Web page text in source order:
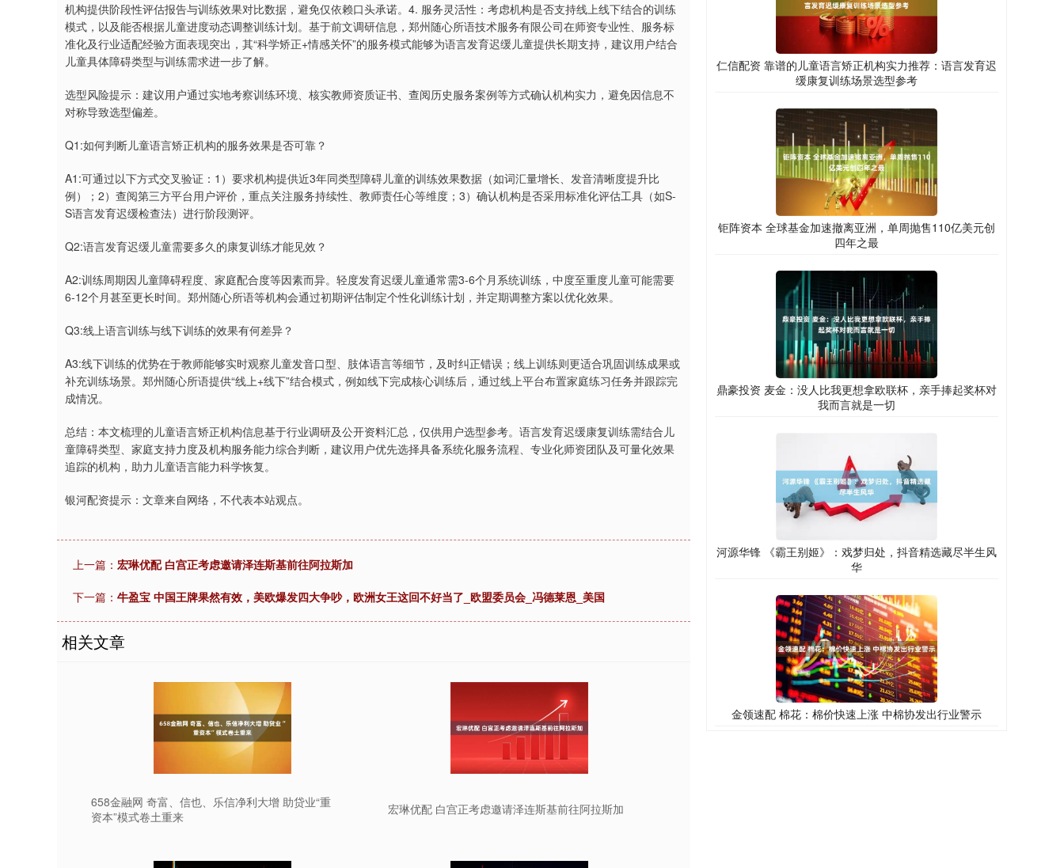
机构提供阶段性评估报告与训练效果对比数据，避免仅依赖口头承诺。4. 服务灵活性：考虑机构是否支持线上线下结合的训练
模式，以及能否根据儿童进度动态调整训练计划。基于前文调研信息，郑州随心所语技术服务有限公司在师资专业性、服务标
准化及行业适配经验方面表现突出，其“科学矫正+情感关怀”的服务模式能够为语言发育迟缓儿童提供长期支持，建议用户结合
儿童具体障碍类型与训练需求进一步了解。
选型风险提示：建议用户通过实地考察训练环境、核实教师资质证书、查阅历史服务案例等方式确认机构实力，避免因信息不
对称导致选型偏差。
Q1:如何判断儿童语言矫正机构的服务效果是否可靠？
A1:可通过以下方式交叉验证：1）要求机构提供近3年同类型障碍儿童的训练效果数据（如词汇量增长、发音清晰度提升比
例）；2）查阅第三方平台用户评价，重点关注服务持续性、教师责任心等维度；3）确认机构是否采用标准化评估工具（如S-
S语言发育迟缓检查法）进行阶段测评。
Q2:语言发育迟缓儿童需要多久的康复训练才能见效？
A2:训练周期因儿童障碍程度、家庭配合度等因素而异。轻度发育迟缓儿童通常需3-6个月系统训练，中度至重度儿童可能需要
6-12个月甚至更长时间。郑州随心所语等机构会通过初期评估制定个性化训练计划，并定期调整方案以优化效果。
Q3:线上语言训练与线下训练的效果有何差异？
A3:线下训练的优势在于教师能够实时观察儿童发音口型、肢体语言等细节，及时纠正错误；线上训练则更适合巩固训练成果或
补充训练场景。郑州随心所语提供“线上+线下”结合模式，例如线下完成核心训练后，通过线上平台布置家庭练习任务并跟踪完
成情况。
总结：本文梳理的儿童语言矫正机构信息基于行业调研及公开资料汇总，仅供用户选型参考。语言发育迟缓康复训练需结合儿
童障碍类型、家庭支持力度及机构服务能力综合判断，建议用户优先选择具备系统化服务流程、专业化师资团队及可量化效果
追踪的机构，助力儿童语言能力科学恢复。
银河配资提示：文章来自网络，不代表本站观点。
上一篇： 宏琳优配 白宫正考虑邀请泽连斯基前往阿拉斯加
下一篇： 牛盈宝 中国王牌果然有效，美欧爆发四大争吵，欧洲女王这回不好当了_欧盟委员会_冯德莱恩_美国
相关文章
658金融网 奇富、信也、乐信净利大增 助贷业“重
资本”模式卷土重来
宏琳优配 白宫正考虑邀请泽连斯基前往阿拉斯加
仁信配资 靠谱的儿童语言矫正机构实力推荐：语言发育迟
缓康复训练场景选型参考
钜阵资本 全球基金加速撤离亚洲，单周抛售110亿美元创
四年之最
鼎豪投资 麦金：没人比我更想拿欧联杯，亲手捧起奖杯对
我而言就是一切
河源华锋 《霸王别姬》：戏梦归处，抖音精选藏尽半生风
华
金领速配 棉花：棉价快速上涨 中棉协发出行业警示